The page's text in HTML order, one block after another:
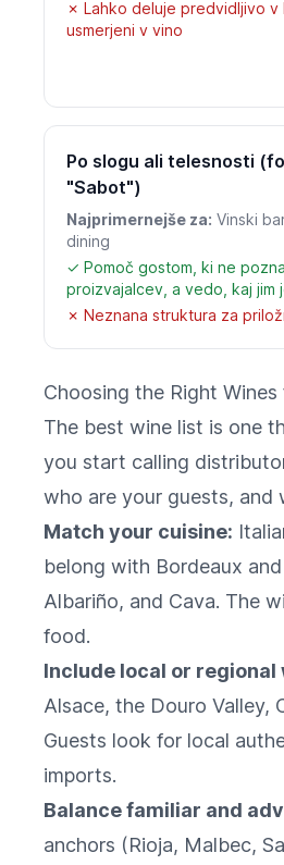
✗ Lahko deluje predvidljivo v
usmerjeni v vino
Po slogu ali telesnosti
"Sabot")
Najprimernejše za: Vinski
dining
✓ Pomoč gostom, ki ne
proizvajalcev, a vedo, kaj jim
✗ Neznana struktura za
Choosing the Right
The best wine list is one
you start calling
who are your guests, and
Match your cuisine:
belong with Bordeaux
Albariño, and Cava. The
food.
Include local or regional
Alsace, the Douro Valley,
Guests look for local
imports.
Balance familiar and
anchors (Rioja, Malbec,